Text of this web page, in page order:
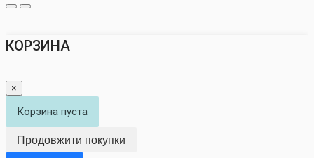
КОРЗИНА
×
Корзина пуста
Продовжити покупки